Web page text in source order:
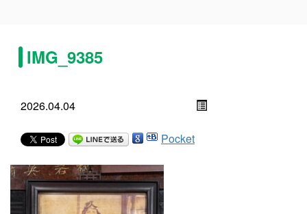
IMG_9385
2026.04.04
Pocket